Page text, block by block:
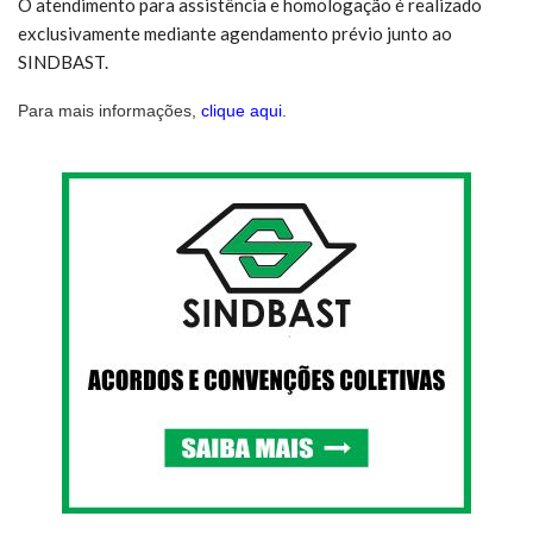
O atendimento para assistência e homologação é realizado
exclusivamente mediante agendamento prévio junto ao
SINDBAST.
Para mais informações, clique aqui